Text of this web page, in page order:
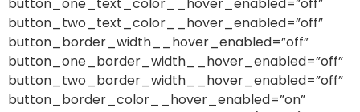
button_two_text_color__hover_enabled=”off”
button_border_width__hover_enabled=”off”
button_one_border_width__hover_enabled=”off”
button_two_border_width__hover_enabled=”off”
button_border_color__hover_enabled=”on”